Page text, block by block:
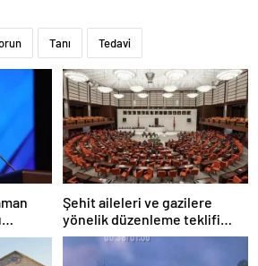
Tanı Tedavi
Şehit aileleri ve gazilere
yönelik düzenleme teklifi
Meclis’te kabul edildi